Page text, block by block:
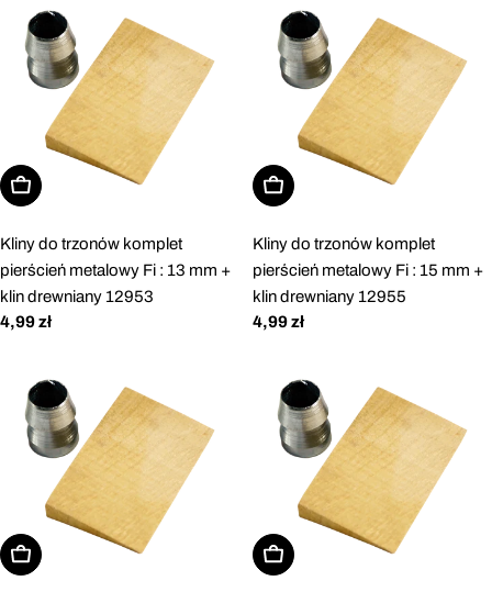
Dodaj do koszyka
Kliny do trzonów komplet
pierścień metalowy Fi : 13 mm +
klin drewniany 12953
Cena
4,99 zł
Dodaj do koszyka
Kliny do trzonów komplet
pierścień metalowy Fi : 15 mm +
klin drewniany 12955
Cena
4,99 zł
Dodaj do koszyka Dodaj do koszyka